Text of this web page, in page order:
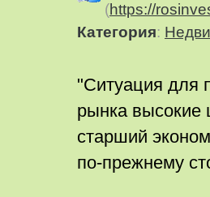
(https://
Категория:
"Ситуация для
рынка высокие
старший
по-прежнему